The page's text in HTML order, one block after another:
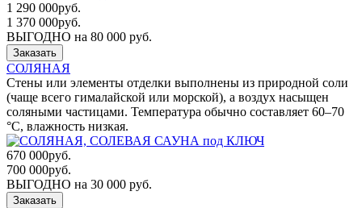
1 290 000руб.
1 370 000руб.
ВЫГОДНО на 80 000 руб.
Заказать
СОЛЯНАЯ
Стены или элементы отделки выполнены из природной соли
(чаще всего гималайской или морской), а воздух насыщен
соляными частицами. Температура обычно составляет 60–70
°C, влажность низкая.
670 000руб.
700 000руб.
ВЫГОДНО на 30 000 руб.
Заказать